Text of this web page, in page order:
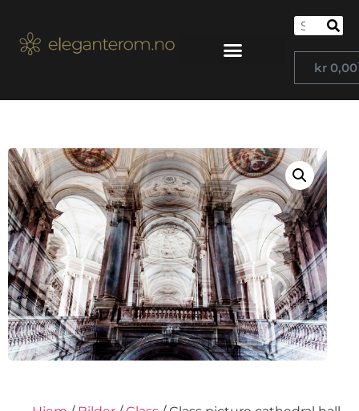
kr0,00